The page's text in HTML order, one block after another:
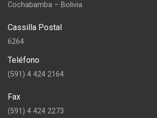
Cochabamba – Bolivia
Cassilla Postal
6264
Teléfono
(591) 4 424 2164
Fax
(591) 4 424 2273